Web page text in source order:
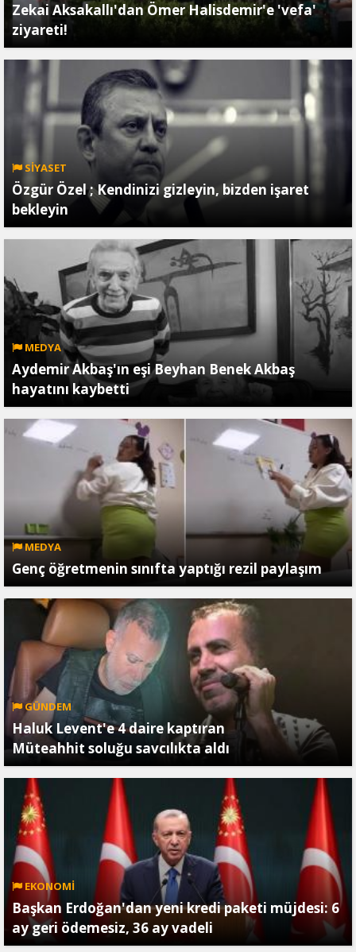
Zekai Aksakallı'dan Ömer Halisdemir'e 'vefa'
ziyareti!
SİYASET
Özgür Özel ; Kendinizi gizleyin, bizden işaret
bekleyin
MEDYA
Aydemir Akbaş'ın eşi Beyhan Benek Akbaş
hayatını kaybetti
MEDYA
Genç öğretmenin sınıfta yaptığı rezil paylaşım
GÜNDEM
Haluk Levent'e 4 daire kaptıran
Müteahhit soluğu savcılıkta aldı
EKONOMİ
Başkan Erdoğan'dan yeni kredi paketi müjdesi: 6
ay geri ödemesiz, 36 ay vadeli